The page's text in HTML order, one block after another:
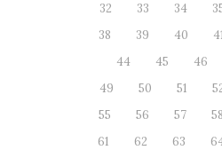
32
33 34
38
39 40
44
45 46
49
50 51
55
56 57 58
61
62 63